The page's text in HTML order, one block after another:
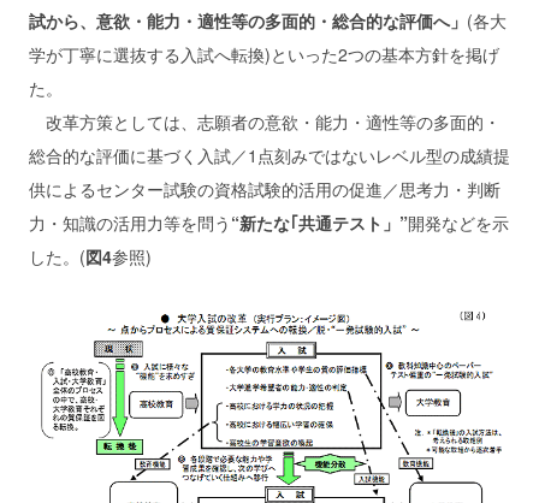
試から、意欲・能力・適性等の多面的・総合的な評価へ」 (各大
学が丁寧に選抜する入試へ転換)といった2つの基本方針を掲げ
た。
改革方策としては、志願者の意欲・能力・適性等の多面的・
総合的な評価に基づく入試／1点刻みではないレベル型の成績提
供によるセンター試験の資格試験的活用の促進／思考力・判断
力・知識の活用力等を問う “新たな｢共通テスト」”開発などを示
した。(図4参照)